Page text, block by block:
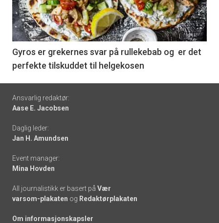
nå
-
6
Gyros er grekernes svar på rullekebab og er det
perfekte tilskuddet til helgekosen
Footer
-
links
Ansvarlig redaktør:
Aase E. Jacobsen
Daglig leder:
Jan H. Amundsen
Event manager:
Mina Hovden
All journalistikk er basert på Vær
varsom-plakaten og Redaktørplakaten
Om informasjonskapsler